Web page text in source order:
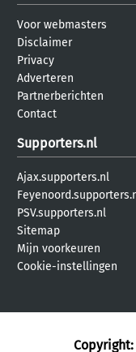
Voor webmasters
Disclaimer
Privacy
Adverteren
Partnerberichten
Contact
Supporters.nl
Ajax.supporters.nl
PSV.supporters.nl
Sitemap
Mijn voorkeuren
Cookie-instellingen
Copyright: